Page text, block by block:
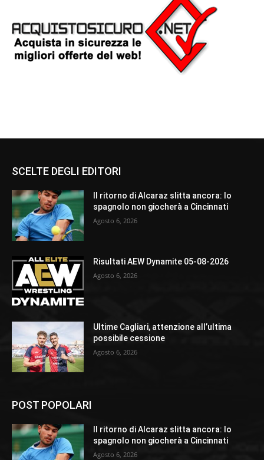
SCELTE DEGLI EDITORI
Il ritorno di Alcaraz slitta ancora: lo
spagnolo non giocherà a Cincinnati
Agosto 6, 2026
Risultati AEW Dynamite 05-08-2026
Agosto 6, 2026
Ultime Cagliari, attenzione all’ultima
possibile cessione
Agosto 6, 2026
POST POPOLARI
Il ritorno di Alcaraz slitta ancora: lo
spagnolo non giocherà a Cincinnati
Agosto 6, 2026